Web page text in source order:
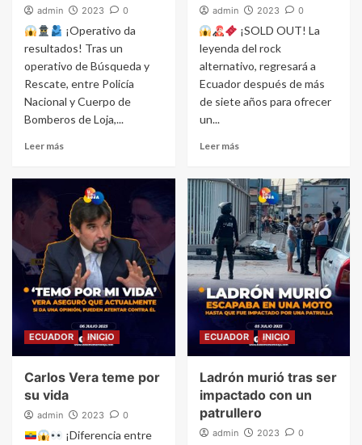
admin 2023 0
¡Operativo da
resultados! Tras un
operativo de Búsqueda y
Rescate, entre Policía
Nacional y Cuerpo de
Bomberos de Loja,...
Leer más
admin 2023 0
¡SOLD OUT! La
leyenda del rock
alternativo, regresará a
Ecuador después de más
de siete años para ofrecer
un...
Leer más
ECUADOR INICIO
Carlos Vera teme por
su vida
admin 2023 0
¡Diferencia entre
ECUADOR INICIO
Ladrón murió tras ser
impactado con un
patrullero
admin 2023 0